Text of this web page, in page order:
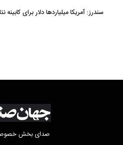
سندرز: آمریکا میلیاردها دلار برای کابینه
صدای بخش